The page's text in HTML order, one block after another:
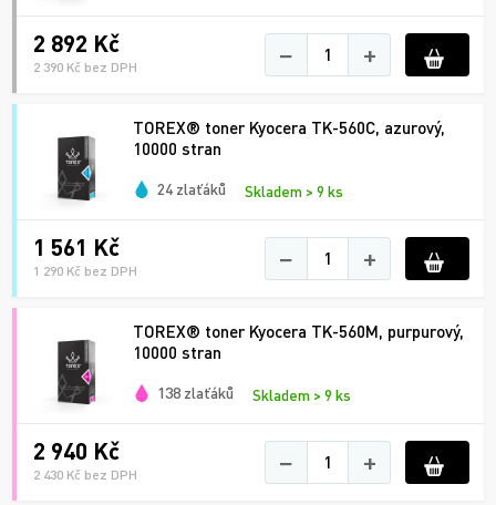
2 892 Kč
2 390 Kč bez DPH − +
TOREX® toner Kyocera TK-560C, azurový,
10000 stran
24 zlaťáků Skladem > 9 ks
1 561 Kč
1 290 Kč bez DPH − +
TOREX® toner Kyocera TK-560M, purpurový,
10000 stran
138 zlaťáků Skladem > 9 ks
2 940 Kč
2 430 Kč bez DPH − +